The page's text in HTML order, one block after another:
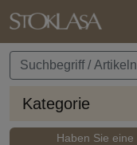
Kategorie
Haben Sie